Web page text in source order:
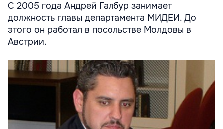
С 2005 года Андрей Галбур занимает
должность главы департамента МИДЕИ. До
этого он работал в посольстве Молдовы в
Австрии.